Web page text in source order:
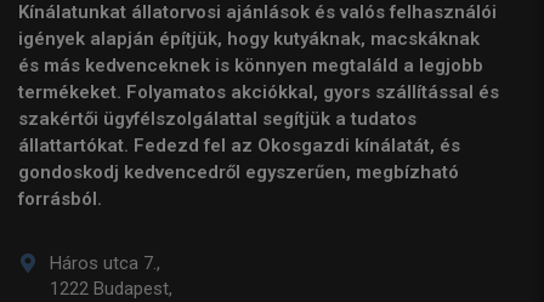
Kínálatunkat állatorvosi ajánlások és valós felhasználói
igények alapján építjük, hogy kutyáknak, macskáknak
és más kedvenceknek is könnyen megtaláld a legjobb
termékeket. Folyamatos akciókkal, gyors szállítással és
szakértői ügyfélszolgálattal segítjük a tudatos
állattartókat. Fedezd fel az Okosgazdi kínálatát, és
gondoskodj kedvencedről egyszerűen, megbízható
forrásból.
Háros utca 7.,
1222 Budapest,